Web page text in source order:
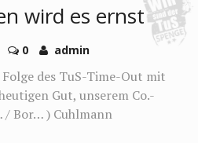
wird es ernst
0 admin
des TuS-Time-Out mit
Gut, unserem Co.-
/ Bor… ) Cuhlmann